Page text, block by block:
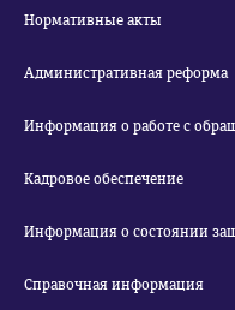
Нормативные акты
Административная реформа
Информация о работе с
Кадровое обеспечение
Информация о состоянии
Справочная информация